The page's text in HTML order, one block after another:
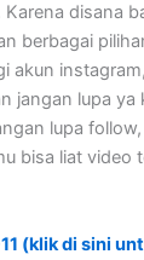
disana
berbagai
akun
jangan lupa ya
lupa
bisa liat video
(klik di sini